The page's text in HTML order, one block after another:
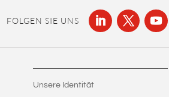
FOLGEN SIE UNS
Unsere Identität